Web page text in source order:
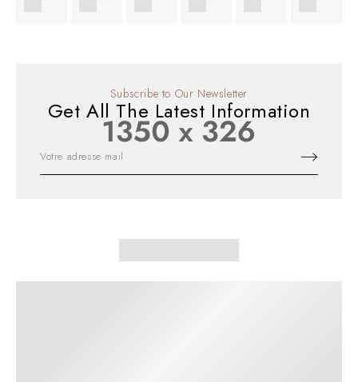
Subscribe to Our Newsletter
Get All The Latest Information